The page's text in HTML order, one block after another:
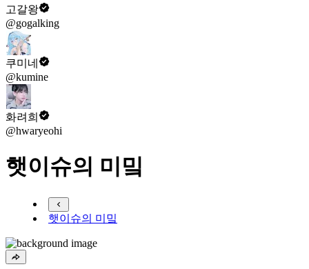
고갈왕
@gogalking
쿠미네
@kumine
화려희
@hwaryeohi
햇이슈의 미밐
햇이슈의 미밐